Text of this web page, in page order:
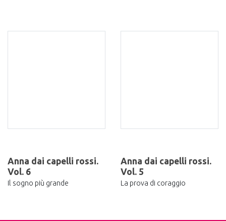
Anna dai capelli rossi.
Vol. 6
Il sogno più grande
Anna dai capelli rossi.
Vol. 5
La prova di coraggio